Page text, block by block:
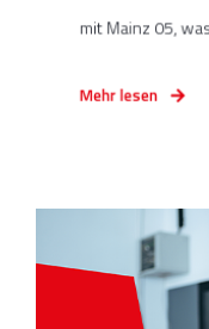
mit Mainz 05,
Mehr lesen